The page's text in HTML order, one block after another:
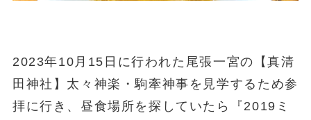
2023年10月15日に行われた尾張一宮の【真清
田神社】太々神楽・駒牽神事を見学するため参
拝に行き、昼食場所を探していたら『2019ミ